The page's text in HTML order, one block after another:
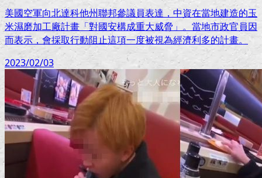
美國空軍向北達科他州聯邦參議員表達，中資在當地建造的玉
米濕磨加工廠計畫「對國安構成重大威脅」。當地市政官員因
而表示，會採取行動阻止這項一度被視為經濟利多的計畫。
2023/02/03